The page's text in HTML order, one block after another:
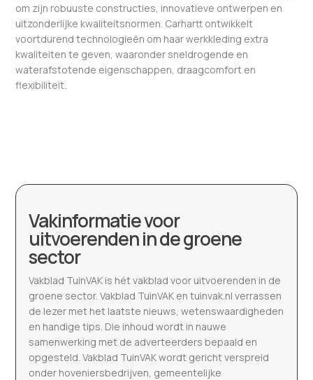
om zijn robuuste constructies, innovatieve ontwerpen en
uitzonderlijke kwaliteitsnormen. Carhartt ontwikkelt
voortdurend technologieën om haar werkkleding extra
kwaliteiten te geven, waaronder sneldrogende en
waterafstotende eigenschappen, draagcomfort en
flexibiliteit.
Vakinformatie voor
uitvoerenden in de groene
sector
Vakblad TuinVAK is hét vakblad voor uitvoerenden in de
groene sector. Vakblad TuinVAK en tuinvak.nl verrassen
de lezer met het laatste nieuws, wetenswaardigheden
en handige tips. Die inhoud wordt in nauwe
samenwerking met de adverteerders bepaald en
opgesteld. Vakblad TuinVAK wordt gericht verspreid
onder hoveniersbedrijven, gemeentelijke